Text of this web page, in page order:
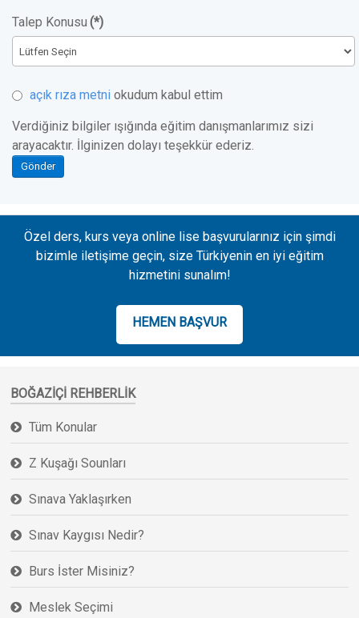
Talep Konusu (*)
açık rıza metni okudum kabul ettim
Verdiğiniz bilgiler ışığında eğitim danışmanlarımız sizi
arayacaktır. İlginizen dolayı teşekkür ederiz.
Gönder
Özel ders, kurs veya online lise başvurularınız için şimdi
bizimle iletişime geçin, size Türkiyenin en iyi eğitim
hizmetini sunalım!
HEMEN BAŞVUR
BOĞAZIÇI REHBERLIK
Tüm Konular
Z Kuşağı Sounları
Sınava Yaklaşırken
Sınav Kaygısı Nedir?
Burs İster Misiniz?
Meslek Seçimi